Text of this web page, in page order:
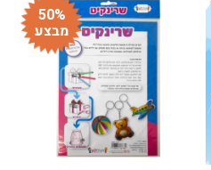
50%
מבצע